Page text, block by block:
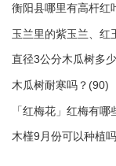
衡阳县哪里有高杆红
玉兰里的紫玉兰、红
直径3公分木瓜树多
木瓜树耐寒吗？(90)
「红梅花」红梅有
木槿9月份可以种植